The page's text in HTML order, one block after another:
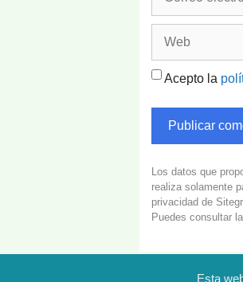
Acepto la
Los datos que
realiza solamente
privacidad de
Puedes consultar
Esta